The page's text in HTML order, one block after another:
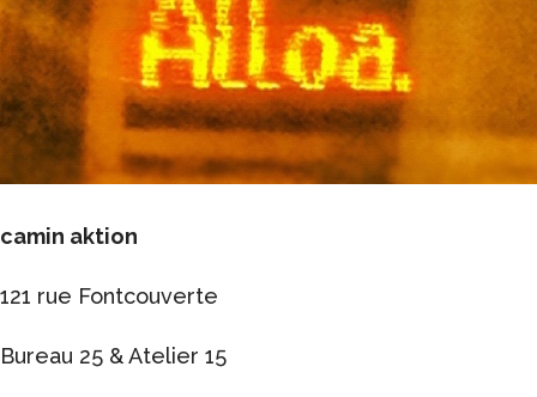
camin aktion
121 rue Fontcouverte
Bureau 25 & Atelier 15